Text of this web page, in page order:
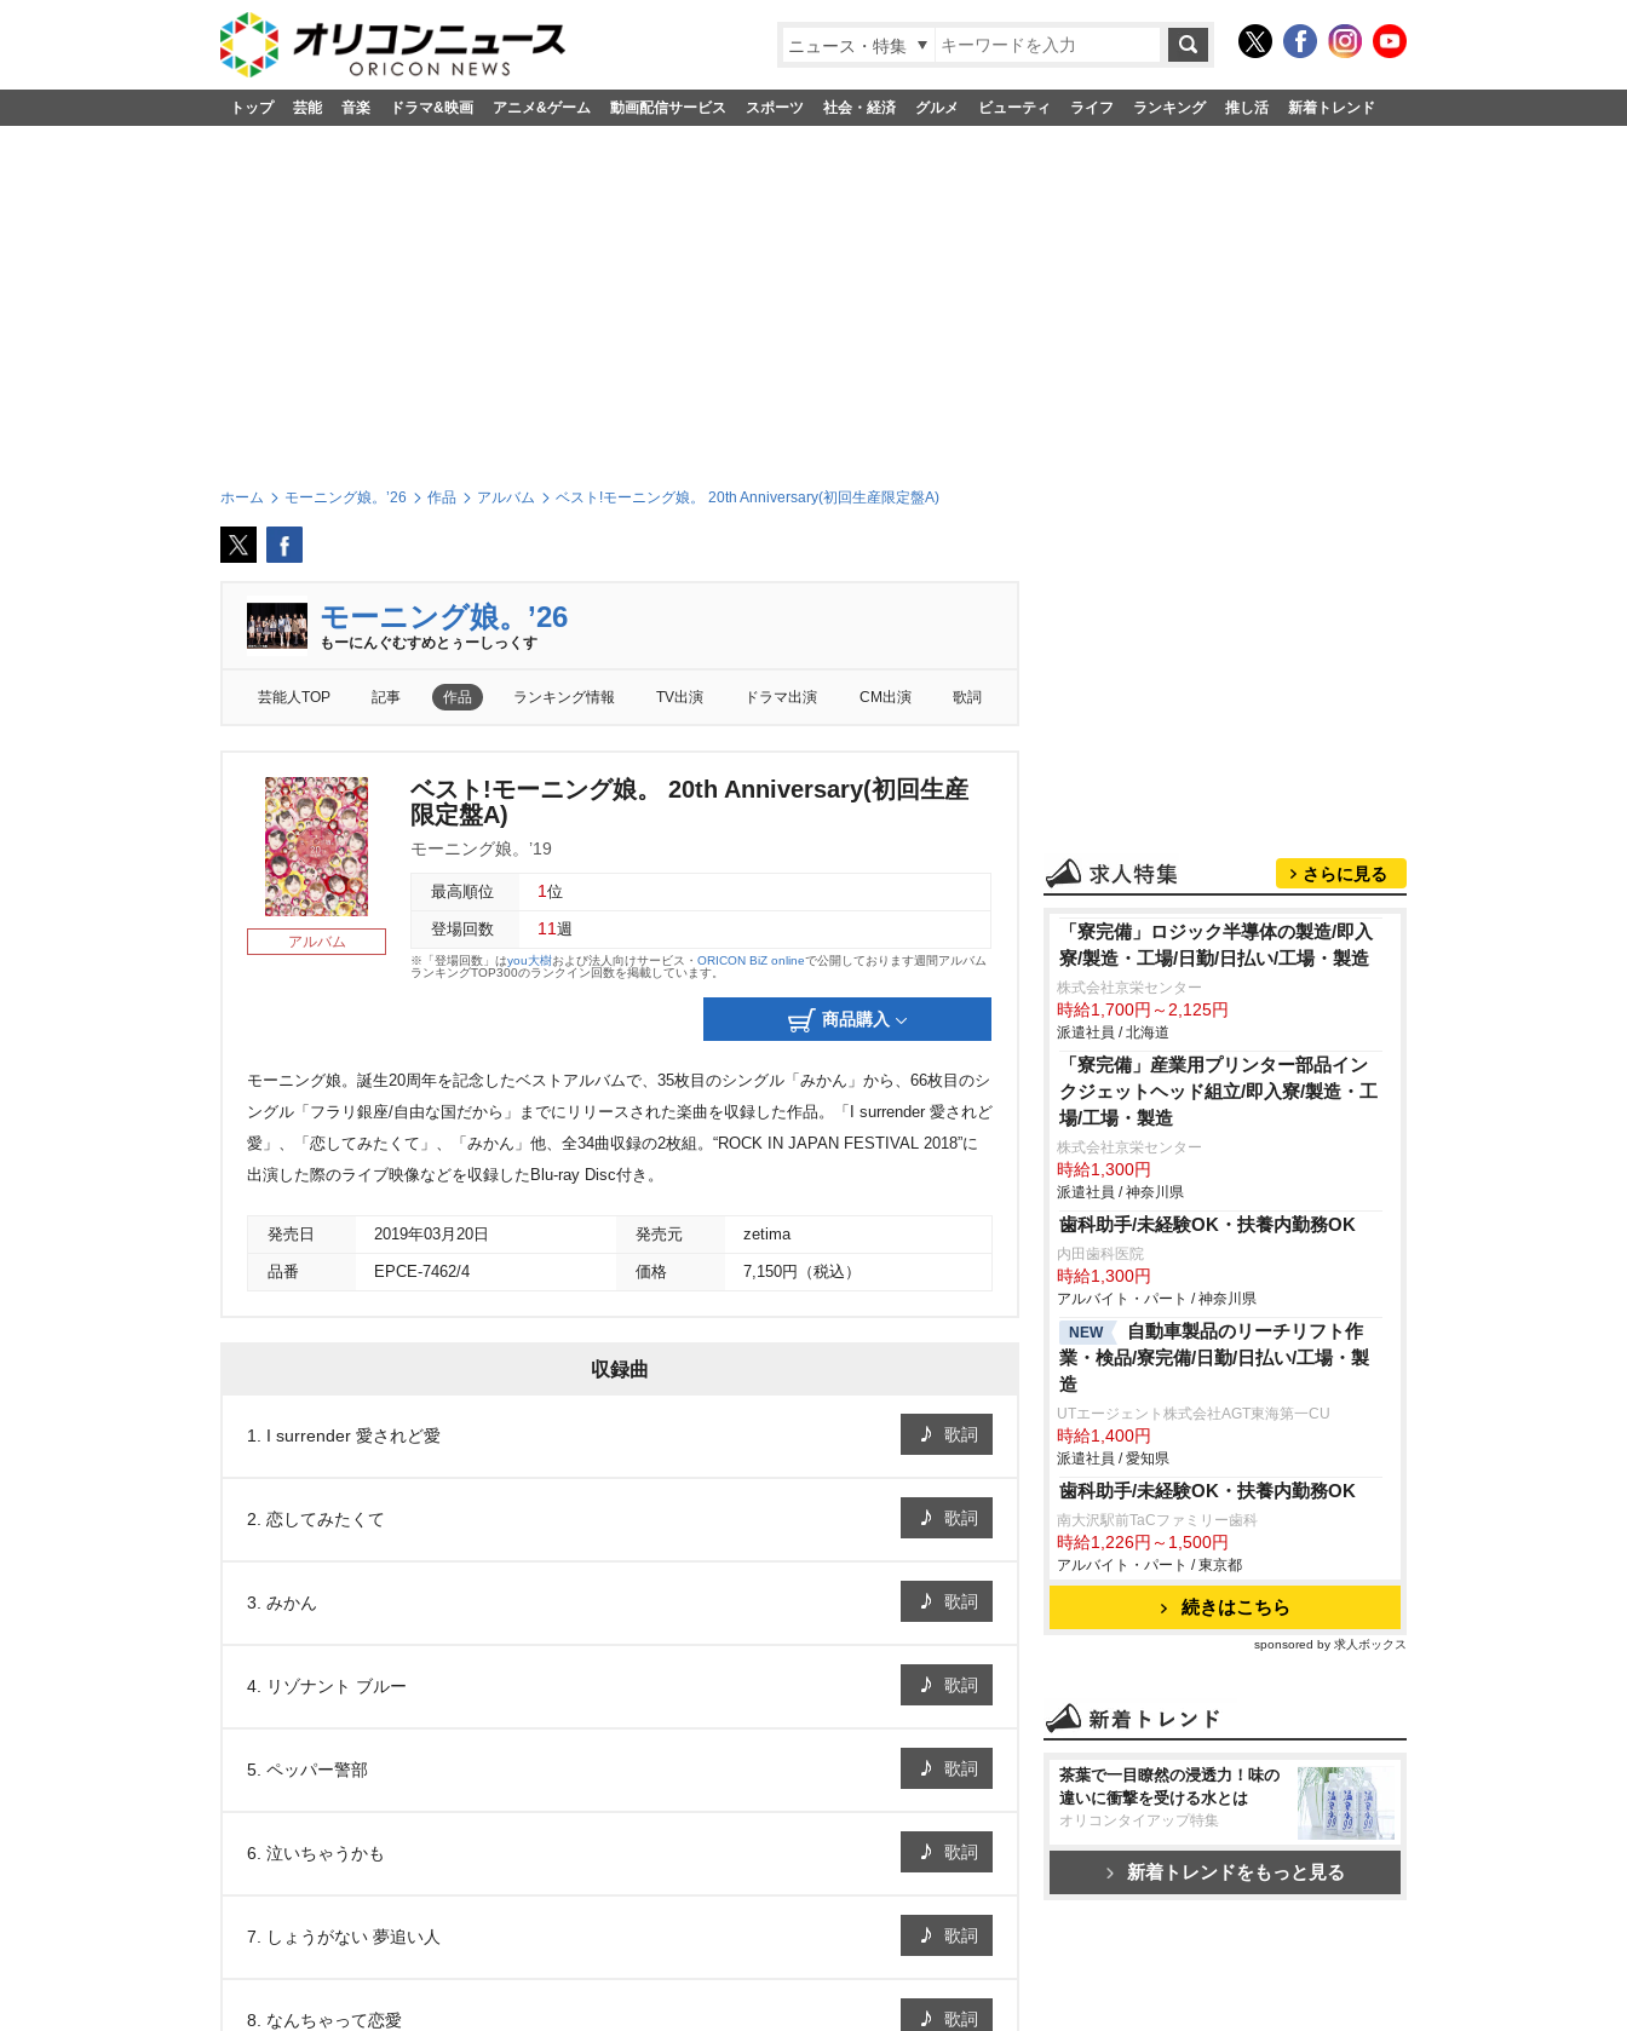
ニュース・特集
トップ 芸能 音楽 ドラマ&映画 アニメ&ゲーム 動画配信サービス スポーツ 社会・経済 グルメ ビューティ ライフ ランキング 推し活 新着トレンド
ホーム モーニング娘。’26 作品 アルバム ベスト!モーニング娘。 20th Anniversary(初回生産限定盤A)
モーニング娘。’26
もーにんぐむすめとぅーしっくす
芸能人TOP 記事 作品 ランキング情報 TV出演 ドラマ出演 CM出演 歌詞
アルバム
ベスト!モーニング娘。 20th Anniversary(初回生産
限定盤A)
モーニング娘。’19
最高順位 1 位
登場回数 11 週
※「登場回数」はyou大樹および法人向けサービス・ ORICON BiZ onlineで公開しております週間アルバム
ランキングTOP300のランクイン回数を掲載しています。
商品購入
モーニング娘。誕生20周年を記念したベストアルバムで、35枚目のシングル「みかん」から、66枚目のシ
ングル「フラリ銀座/自由な国だから」までにリリースされた楽曲を収録した作品。「I surrender 愛されど
愛」、「恋してみたくて」、「みかん」他、全34曲収録の2枚組。“ROCK IN JAPAN FESTIVAL 2018”に
出演した際のライブ映像などを収録したBlu-ray Disc付き。
発売日 2019年03月20日 発売元 zetima
品番 EPCE-7462/4 価格 7,150円（税込）
収録曲
1. I surrender 愛されど愛 歌詞
2. 恋してみたくて 歌詞
3. みかん 歌詞
4. リゾナント ブルー 歌詞
5. ペッパー警部 歌詞
6. 泣いちゃうかも 歌詞
7. しょうがない 夢追い人 歌詞
8. なんちゃって恋愛 歌詞
さらに見る
「寮完備」ロジック半導体の製造/即入
寮/製造・工場/日勤/日払い/工場・製造
株式会社京栄センター
時給1,700円～2,125円
派遣社員 / 北海道
「寮完備」産業用プリンター部品イン
クジェットヘッド組立/即入寮/製造・工
場/工場・製造
株式会社京栄センター
時給1,300円
派遣社員 / 神奈川県
歯科助手/未経験OK・扶養内勤務OK
内田歯科医院
時給1,300円
アルバイト・パート / 神奈川県
NEW
自動車製品のリーチリフト作
業・検品/寮完備/日勤/日払い/工場・製
造
UTエージェント株式会社AGT東海第一CU
時給1,400円
派遣社員 / 愛知県
歯科助手/未経験OK・扶養内勤務OK
南大沢駅前TaCファミリー歯科
時給1,226円～1,500円
アルバイト・パート / 東京都
続きはこちら
sponsored by 求人ボックス
茶葉で一目瞭然の浸透力！味の
違いに衝撃を受ける水とは
オリコンタイアップ特集
新着トレンドをもっと見る